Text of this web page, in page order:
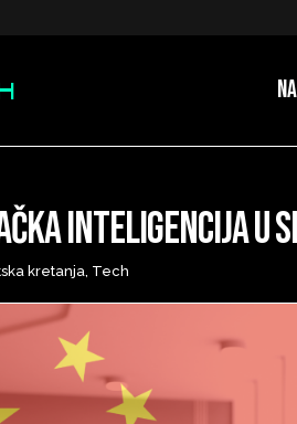
inteligencija u
kretanja, Tech